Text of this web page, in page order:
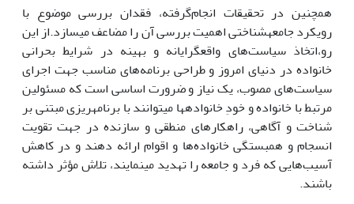
همچنین در تحقیقات انجام‌گرفته، فقدان بررسی موضوع با
رویکرد جامعه­شناختی اهمیت بررسی آن را مضاعف می­سازد.از این
رو،اتخاذ سیاست‌های واقع­گرایانه و بهینه در شرایط بحرانی
خانواده در دنیای امروز و طراحی برنامه‌های مناسب جهت اجرای
سیاست‌های مصوب، یک نیاز و ضرورت اساسی است که مسئولین
مرتبط با خانواده و خودِ خانواده­ها می­توانند با برنامه­ریزی مبتنی بر
شناخت و آگاهی، راهکارهای منطقی و سازنده در جهت تقویت
انسجام و همبستگی خانواده‌ها و اقوام ارائه دهند و در کاهش
آسیب‌هایی که فرد و جامعه را تهدید می­نمایند، تلاش مؤثر داشته
باشند.